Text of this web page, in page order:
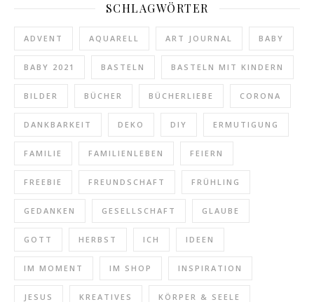
SCHLAGWÖRTER
ADVENT AQUARELL ART JOURNAL BABY
BABY 2021 BASTELN BASTELN MIT KINDERN
BILDER BÜCHER BÜCHERLIEBE CORONA
DANKBARKEIT DEKO DIY ERMUTIGUNG
FAMILIE FAMILIENLEBEN FEIERN
FREEBIE FREUNDSCHAFT FRÜHLING
GEDANKEN GESELLSCHAFT GLAUBE
GOTT HERBST ICH IDEEN
IM MOMENT IM SHOP INSPIRATION
JESUS KREATIVES KÖRPER & SEELE